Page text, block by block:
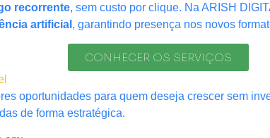
recorrente, sem custo por clique. Na ARISH
artificial , garantindo presença nos novos
CONHECER OS SERVIÇOS
oportunidades para quem deseja crescer sem
de forma estratégica.